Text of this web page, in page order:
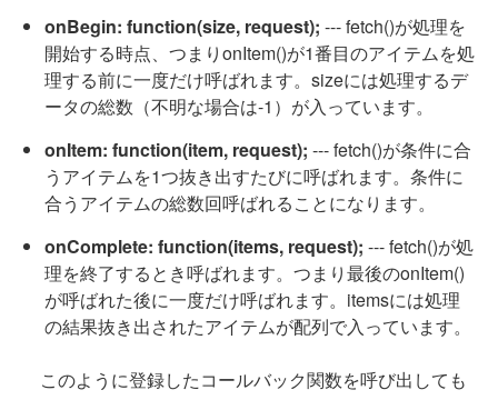
onBegin: function(size, request); --- fetch()が処理を
開始する時点、つまりonItem()が1番目のアイテムを処
理する前に一度だけ呼ばれます。sizeには処理するデ
ータの総数（不明な場合は-1）が入っています。
onItem: function(item, request); --- fetch()が条件に合
うアイテムを1つ抜き出すたびに呼ばれます。条件に
合うアイテムの総数回呼ばれることになります。
onComplete: function(items, request); --- fetch()が処
理を終了するとき呼ばれます。つまり最後のonItem()
が呼ばれた後に一度だけ呼ばれます。itemsには処理
の結果抜き出されたアイテムが配列で入っています。
このように登録したコールバック関数を呼び出しても